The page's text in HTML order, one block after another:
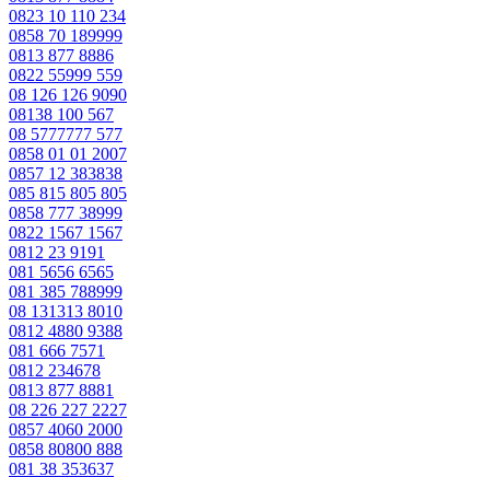
0823 10 110 234
0858 70 189999
0813 877 8886
0822 55999 559
08 126 126 9090
08138 100 567
08 5777777 577
0858 01 01 2007
0857 12 383838
085 815 805 805
0858 777 38999
0822 1567 1567
0812 23 9191
081 5656 6565
081 385 788999
08 131313 8010
0812 4880 9388
081 666 7571
0812 234678
0813 877 8881
08 226 227 2227
0857 4060 2000
0858 80800 888
081 38 353637